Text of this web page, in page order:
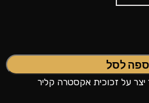
לסל
ברכת אשר יצר על זכוכית אקסטרה קליר